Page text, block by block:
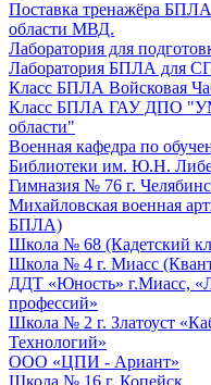
Поставка тренажёра
области МВД.
Лаборатория для
Лаборатория БПЛА для
Класс БПЛА Войсковая
Класс БПЛА ГАУ ДПО
области"
Военная кафедра по
Библиотеки им. Ю.Н.
Гимназия № 76 г.
Михайловская военная
БПЛА)
Школа № 68 (Кадетский
Школа № 4 г. Миасс
ДДТ «Юность» г.Миасс,
профессий»
Школа № 2 г. Златоуст
Технологий»
ООО «ЦПИ - Ариант»
Школа № 16 г. Копейск